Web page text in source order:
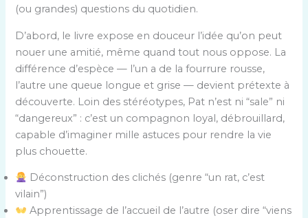
(ou grandes) questions du quotidien.
D’abord, le livre expose en douceur l’idée qu’on peut
nouer une amitié, même quand tout nous oppose. La
différence d’espèce — l’un a de la fourrure rousse,
l’autre une queue longue et grise — devient prétexte à
découverte. Loin des stéréotypes, Pat n’est ni “sale” ni
“dangereux” : c’est un compagnon loyal, débrouillard,
capable d’imaginer mille astuces pour rendre la vie
plus chouette.
Déconstruction des clichés (genre “un rat, c’est
vilain”)
Apprentissage de l’accueil de l’autre (oser dire “viens